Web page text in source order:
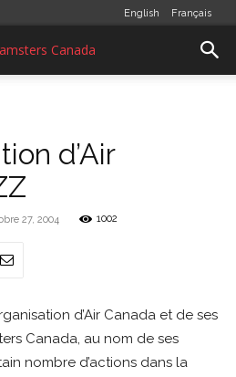
English Français
d’Air
27, 2004 1002
d’Air Canada et de ses
Canada, au nom de ses
nombre d’actions dans la